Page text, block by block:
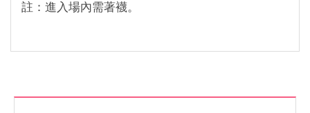
註：進入場內需著襪。